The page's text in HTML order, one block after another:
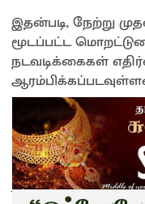
இதன்படி, நேற்று
மூடப்பட்ட
நடவடிக்கைகள்